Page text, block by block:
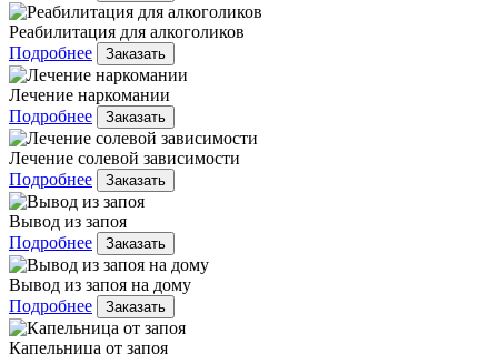
Реабилитация для алкоголиков
Подробнее
Заказать
Лечение наркомании
Подробнее
Заказать
Лечение солевой зависимости
Подробнее
Заказать
Вывод из запоя
Подробнее
Заказать
Вывод из запоя на дому
Подробнее
Заказать
Капельница от запоя